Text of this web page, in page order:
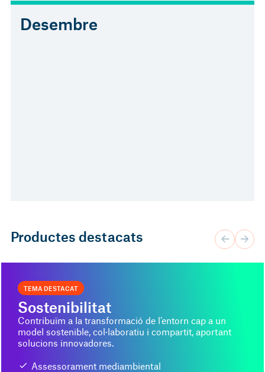
Desembre
Productes destacats
TEMA DESTACAT
Sostenibilitat
Contribuïm a la transformació de l’entorn cap a un
model sostenible, col·laboratiu i compartit, aportant
solucions innovadores.
Assessorament mediambiental